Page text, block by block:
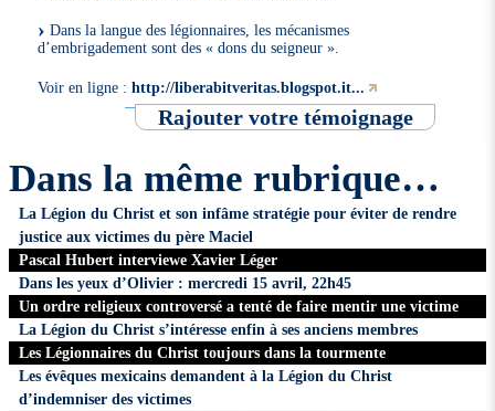
Dans la langue des légionnaires, les mécanismes
d’embrigadement sont des « dons du seigneur ».
Voir en ligne :http://liberabitveritas.blogspot.it...
Rajouter votre témoignage
Dans la même rubrique…
La Légion du Christ et son infâme stratégie pour éviter de rendre
justice aux victimes du père Maciel
Pascal Hubert interviewe Xavier Léger
Dans les yeux d’Olivier : mercredi 15 avril, 22h45
Un ordre religieux controversé a tenté de faire mentir une victime
La Légion du Christ s’intéresse enfin à ses anciens membres
Les Légionnaires du Christ toujours dans la tourmente
Les évêques mexicains demandent à la Légion du Christ
d’indemniser des victimes